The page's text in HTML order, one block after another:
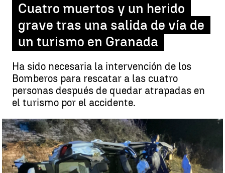
Cuatro muertos y un herido
grave tras una salida de vía de
un turismo en Granada
Ha sido necesaria la intervención de los
Bomberos para rescatar a las cuatro
personas después de quedar atrapadas en
el turismo por el accidente.
Cuatro muertos y un herido grave tras una salida de vía de un
turismo en Granada |